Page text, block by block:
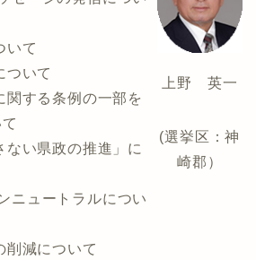
いて
いて
する条例の一部を
い県政の推進」に
ュートラルについ
減について
上野 英一
(選挙区：神
崎郡）